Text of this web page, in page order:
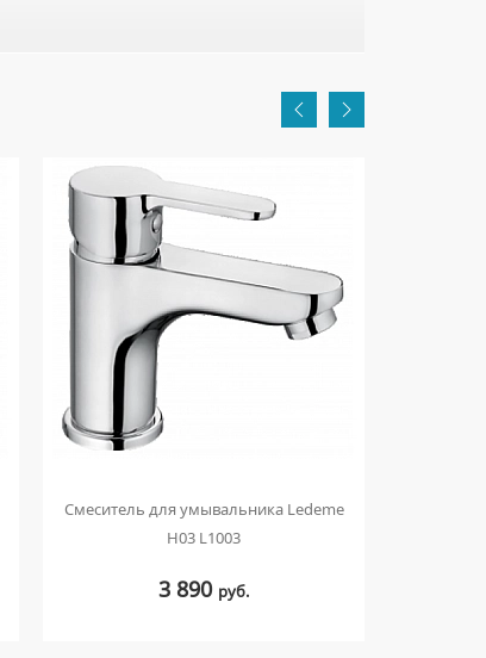
Смеситель для умывальника Ledeme
H03 L1003
3 890 руб.